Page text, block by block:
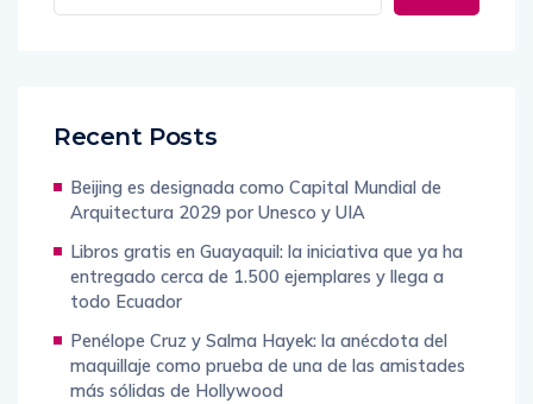
Recent Posts
Beijing es designada como Capital Mundial de
Arquitectura 2029 por Unesco y UIA
Libros gratis en Guayaquil: la iniciativa que ya ha
entregado cerca de 1.500 ejemplares y llega a
todo Ecuador
Penélope Cruz y Salma Hayek: la anécdota del
maquillaje como prueba de una de las amistades
más sólidas de Hollywood